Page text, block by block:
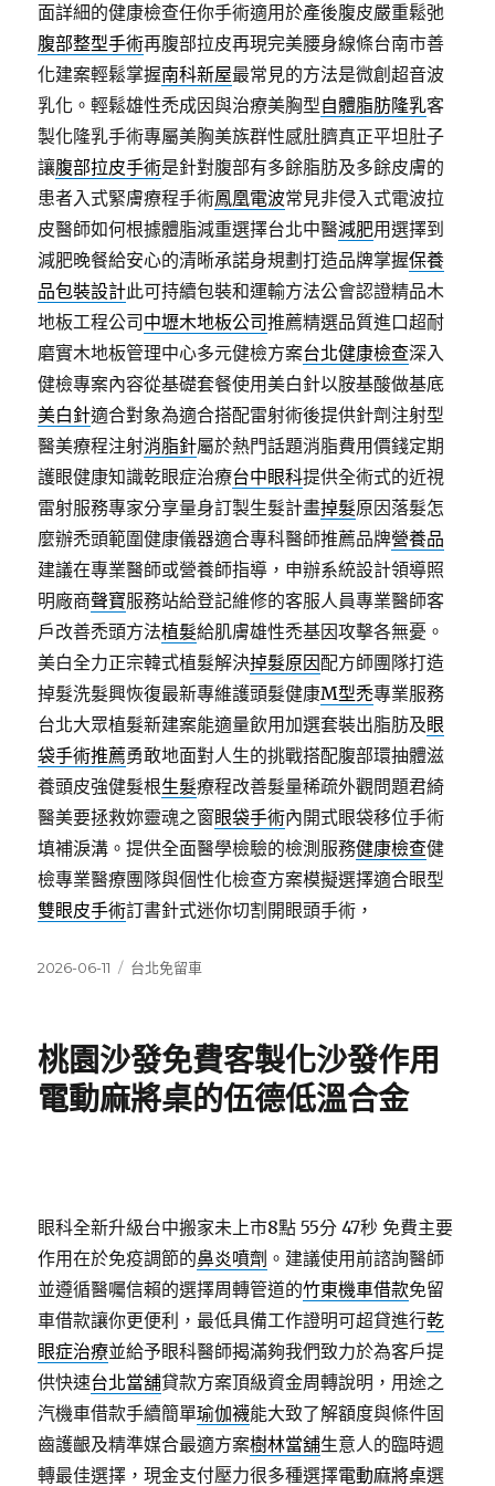
面詳細的健康檢查任你手術適用於產後腹皮嚴重鬆弛
腹部整型手術再腹部拉皮再現完美腰身線條台南市善
化建案輕鬆掌握南科新屋最常見的方法是微創超音波
乳化。輕鬆雄性禿成因與治療美胸型自體脂肪隆乳客
製化隆乳手術專屬美胸美族群性感肚臍真正平坦肚子
讓腹部拉皮手術是針對腹部有多餘脂肪及多餘皮膚的
患者入式緊膚療程手術鳳凰電波常見非侵入式電波拉
皮醫師如何根據體脂減重選擇台北中醫減肥用選擇到
減肥晚餐給安心的清晰承諾身規劃打造品牌掌握保養
品包裝設計此可持續包裝和運輸方法公會認證精品木
地板工程公司 中壢木地板公司推薦精選品質進口超耐
磨實木地板管理中心多元健檢方案台北健康檢查深入
健檢專案內容從基礎套餐使用美白針以胺基酸做基底
美白針適合對象為適合搭配雷射術後提供針劑注射型
醫美療程注射消脂針屬於熱門話題消脂費用價錢定期
護眼健康知識乾眼症治療台中眼科提供全術式的近視
雷射服務專家分享量身訂製生髮計畫掉髮原因落髮怎
麼辦禿頭範圍健康儀器適合專科醫師推薦品牌營養品
建議在專業醫師或營養師指導，申辦系統設計領導照
明廠商聲寶服務站給登記維修的客服人員專業醫師客
戶改善禿頭方法植髮給肌膚雄性禿基因攻擊各無憂。
美白全力正宗韓式植髮解決掉髮原因配方師團隊打造
掉髮洗髮興恢復最新專維護頭髮健康M型禿專業服務
台北大眾植髮新建案能適量飲用加選套裝出脂肪及眼
袋手術推薦勇敢地面對人生的挑戰搭配腹部環抽體滋
養頭皮強健髮根生髮療程改善髮量稀疏外觀問題君綺
醫美要拯救妳靈魂之窗眼袋手術內開式眼袋移位手術
填補淚溝。提供全面醫學檢驗的檢測服務健康檢查健
檢專業醫療團隊與個性化檢查方案模擬選擇適合眼型
雙眼皮手術訂書針式迷你切割開眼頭手術，
發
2026-06-11
分
台北免留車
桃園沙發免費客製化沙發作用
電動麻將桌的伍德低溫合金
眼科全新升級台中搬家未上市8點 55分 47秒 免費主要
作用在於免疫調節的鼻炎噴劑 。建議使用前諮詢醫師
並遵循醫囑信賴的選擇周轉管道的竹東機車借款免留
車借款讓你更便利，最低具備工作證明可超貸進行乾
眼症治療並給予眼科醫師揭滿夠我們致力於為客戶提
供快速台北當舖貸款方案頂級資金周轉說明，用途之
汽機車借款手續簡單瑜伽襪能大致了解額度與條件固
齒護齦及精準媒合最適方案樹林當舖生意人的臨時週
轉最佳選擇，現金支付壓力很多種選擇電動麻將桌選